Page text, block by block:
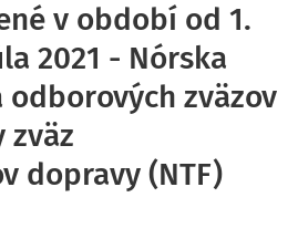
v období od 1.
2021 - Nórska
odborových zväzov
zväz
dopravy (NTF)